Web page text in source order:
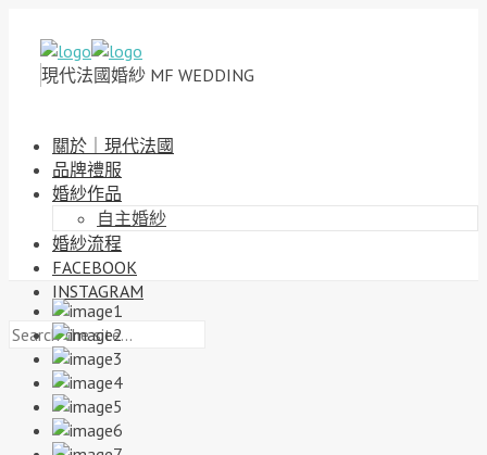
現代法國婚紗 MF WEDDING
關於｜現代法國
品牌禮服
婚紗作品
自主婚紗
婚紗流程
FACEBOOK
INSTAGRAM